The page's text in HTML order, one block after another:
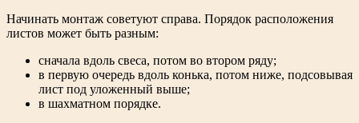
Начинать монтаж советуют справа. Порядок расположения
листов может быть разным:
сначала вдоль свеса, потом во втором ряду;
в первую очередь вдоль конька, потом ниже, подсовывая
лист под уложенный выше;
в шахматном порядке.